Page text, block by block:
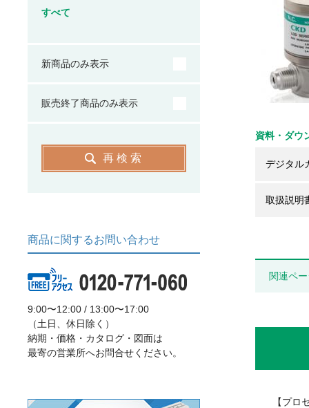
資料・ダウ
デジタル
取扱説明
関連ペ
【プロ
すべて
新商品のみ表示
販売終了商品のみ表示
再検索
商品に関するお問い合わせ
9:00〜12:00 / 13:00〜17:00
（土日、休日除く）
納期・価格・カタログ・図面は
最寄の営業所へお問合せください。